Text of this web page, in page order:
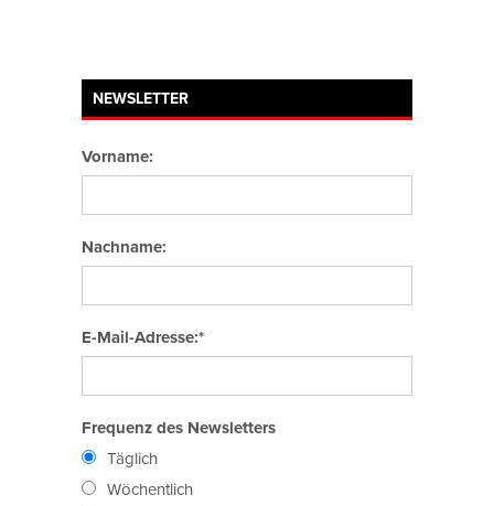
NEWSLETTER
Vorname:
Nachname:
E-Mail-Adresse:*
Frequenz des Newsletters
Täglich
Wöchentlich